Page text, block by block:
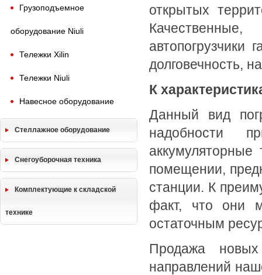
Грузоподъемное
оборудование Niuli
Тележки Xilin
Тележки Niuli
Навесное оборудование
Стеллажное оборудование
Снегоуборочная техника
Комплектующие к складской
технике
открытых
автопогрузчики
долговечность,
К
Данный вид
надобности
помещении,
станции. К
факт, что они
остаточным
Продажа
направлений